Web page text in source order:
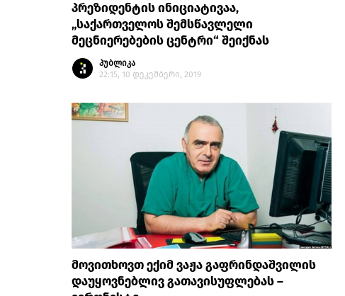
პრეზიდენტის ინიციატივაა,
„საქართველოს შემსწავლელი
მეცნიერებების ცენტრი“ შეიქნას
პუბლიკა
22:15, 10 დეკემბერი, 2019
მოვითხოვთ ექიმ ვაჟა გაფრინდაშვილის
დაუყოვნებლივ გათავისუფლებას –